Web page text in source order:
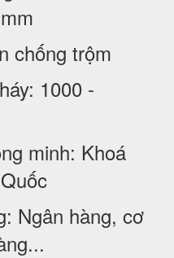
chống trộm
1000 -
minh: Khoá
Ngân hàng, cơ